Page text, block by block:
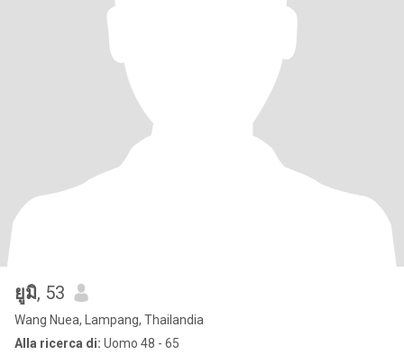
ยูมิ, 53
Wang Nuea, Lampang, Thailandia
Alla ricerca di: Uomo 48 - 65